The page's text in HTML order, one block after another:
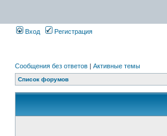
Вход Регистрация
Сообщения без ответов | Активные темы
Список форумов